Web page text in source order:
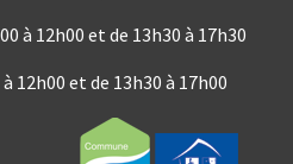
à 12h00 et de 13h30 à 17h30
12h00 et de 13h30 à 17h00